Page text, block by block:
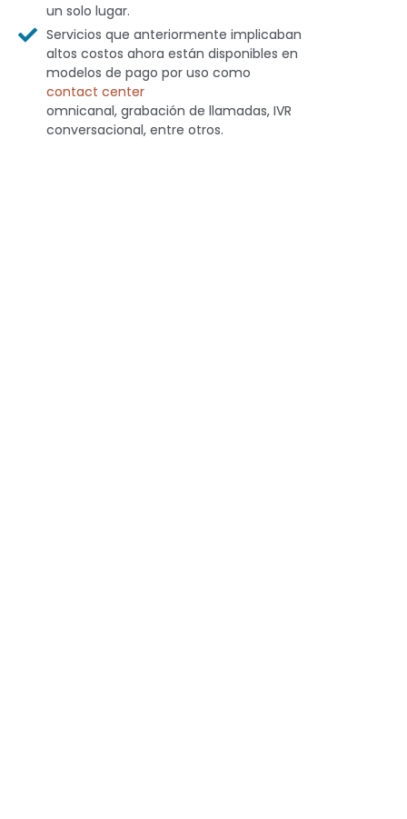
un solo lugar.
Servicios que anteriormente implicaban
altos costos ahora están disponibles en
modelos de pago por uso como
contact center
omnicanal, grabación de llamadas, IVR
conversacional, entre otros.